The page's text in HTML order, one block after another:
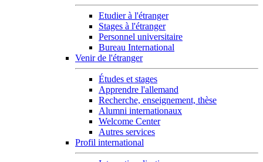
Etudier à l'étranger
Stages à l'étranger
Personnel universitaire
Bureau International
Venir de l'étranger
Études et stages
Apprendre l'allemand
Recherche, enseignement, thèse
Alumni internationaux
Welcome Center
Autres services
Profil international